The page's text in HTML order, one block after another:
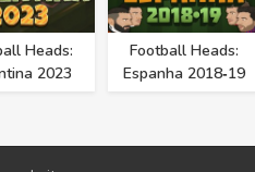
Heads:
2023
Football Heads:
Espanha 2018‑19